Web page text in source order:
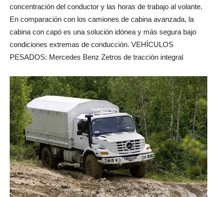
concentración del conductor y las horas de trabajo al volante.
En comparación con los camiones de cabina avanzada, la
cabina con capó es una solución idónea y más segura bajo
condiciones extremas de conducción. VEHÍCULOS
PESADOS: Mercedes Benz Zetros de tracción integral